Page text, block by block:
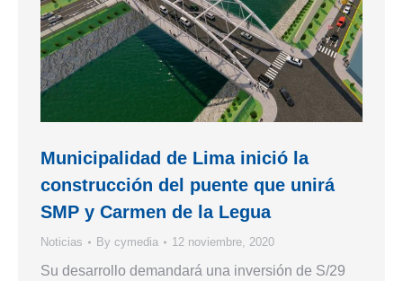
Municipalidad de Lima inició la
construcción del puente que unirá
SMP y Carmen de la Legua
Noticias By cymedia 12 noviembre, 2020
Su desarrollo demandará una inversión de S/29